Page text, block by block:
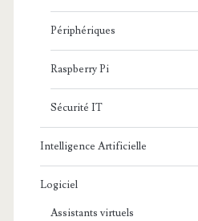
Périphériques
Raspberry Pi
Sécurité IT
Intelligence Artificielle
Logiciel
Assistants virtuels